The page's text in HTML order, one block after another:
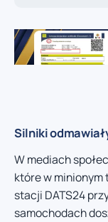
Silniki
W mediach
które w minionym
stacji DATS24
samochodach